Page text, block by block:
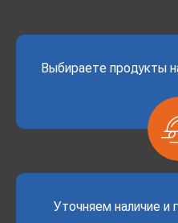
Выбираете продукты
Уточняем наличие и